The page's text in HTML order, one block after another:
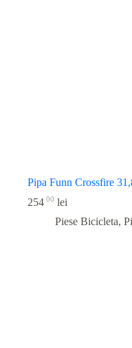
Pipa Funn Crossfire
254 00 lei
Piese Bicicleta,